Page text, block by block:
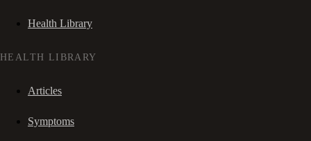
Health Library
HEALTH LIBRARY
Articles
Symptoms